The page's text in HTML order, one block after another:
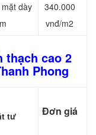
dày
340.000
vnđ/m2
thạch cao 2
Phong
tư Đơn giá